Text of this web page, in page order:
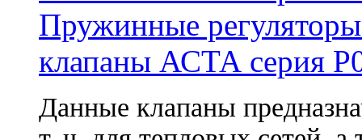
Пружинные
клапаны АСТА серия
Данные клапаны